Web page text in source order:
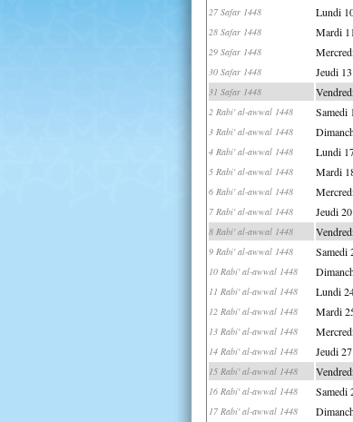
27 Safar 1448 Lundi
28 Safar 1448 Mardi
29 Safar 1448
30 Safar 1448 Jeudi
31 Safar 1448
2 Rabi' al-awwal 1448 Samedi
3 Rabi' al-awwal 1448
4 Rabi' al-awwal 1448 Lundi
5 Rabi' al-awwal 1448 Mardi
6 Rabi' al-awwal 1448
7 Rabi' al-awwal 1448 Jeudi
8 Rabi' al-awwal 1448
9 Rabi' al-awwal 1448 Samedi
10 Rabi' al-awwal 1448
11 Rabi' al-awwal 1448 Lundi
12 Rabi' al-awwal 1448 Mardi
13 Rabi' al-awwal 1448
14 Rabi' al-awwal 1448 Jeudi
15 Rabi' al-awwal 1448
16 Rabi' al-awwal 1448 Samedi
17 Rabi' al-awwal 1448